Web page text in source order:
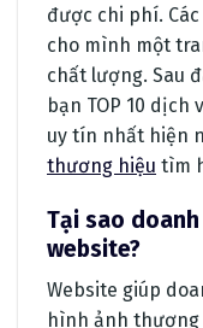
được chi phí.
cho mình một
chất lượng. Sau
bạn TOP 10 dịch
uy tín nhất hiện
thương hiệu tìm
Tại sao
website?
Website giúp
hình ảnh thương